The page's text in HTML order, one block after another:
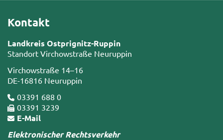
Kontakt
Landkreis Ostprignitz-Ruppin
Standort Virchowstraße Neuruppin
Virchowstraße 14–16
DE-16816 Neuruppin
03391 688 0
03391 3239
E-Mail
Elektronischer Rechtsverkehr